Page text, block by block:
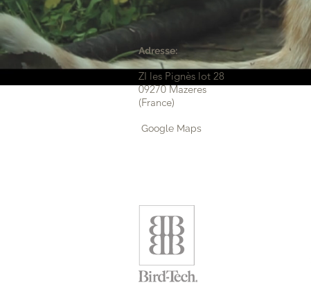
Adresse:
ZI les Pignès lot 28
09270 Mazeres
(France)
Google Maps